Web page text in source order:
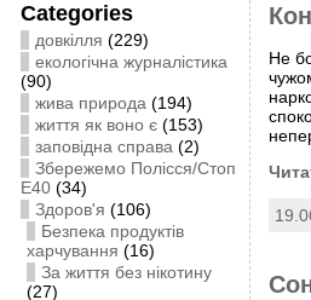
Categories
довкілля (229)
екологічна журналістика
(90)
жива природа (194)
життя як воно є(153)
заповідна справа (2)
Збережемо Полісся/Стоп
Е40(34)
Здоров'я (106)
Безпека продуктів
харчування (16)
За життя без нікотину
(27)
Не